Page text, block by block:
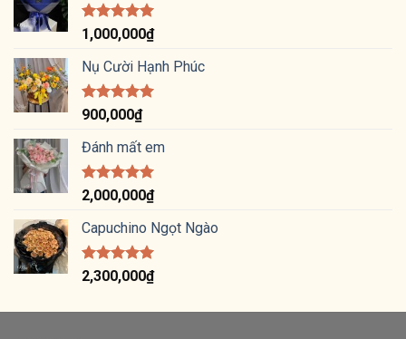
Được xếp
hạng 5.00
5 sao
1,000,000₫
Nụ Cười Hạnh Phúc
Được xếp
hạng
5.00
5 sao
900,000₫
Đánh mất em
Được xếp
hạng 5.00
5 sao
2,000,000₫
Capuchino Ngọt Ngào
Được xếp
hạng 5.00
2,300,000₫